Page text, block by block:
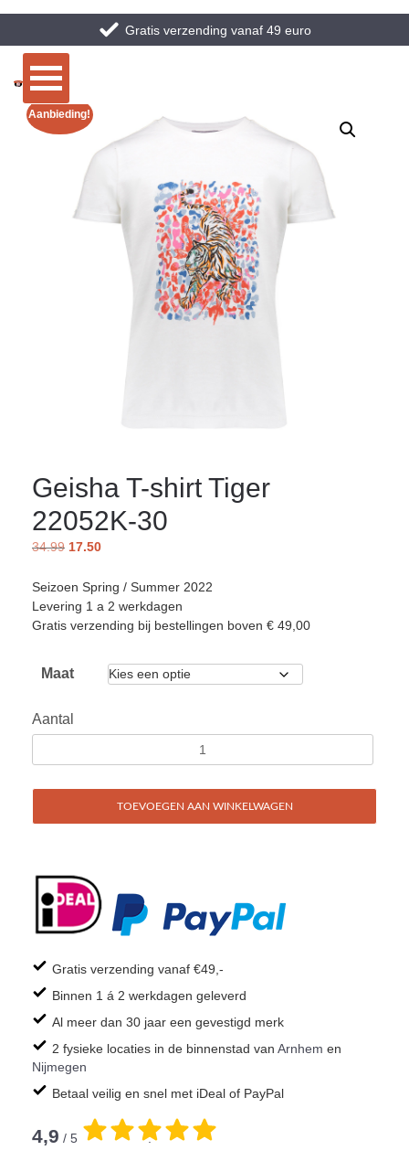
Gratis verzending vanaf 49 euro
Aanbieding!
Geisha T-shirt Tiger
22052K-30
34.99 17.50
Seizoen Spring / Summer 2022
Levering 1 a 2 werkdagen
Gratis verzending bij bestellingen boven € 49,00
Maat
Aantal
TOEVOEGEN AAN WINKELWAGEN
Gratis verzending vanaf €49,-
Binnen 1 á 2 werkdagen geleverd
Al meer dan 30 jaar een gevestigd merk
2 fysieke locaties in de binnenstad van Arnhem en
Nijmegen
Betaal veilig en snel met iDeal of PayPal
4,9 / 5 .